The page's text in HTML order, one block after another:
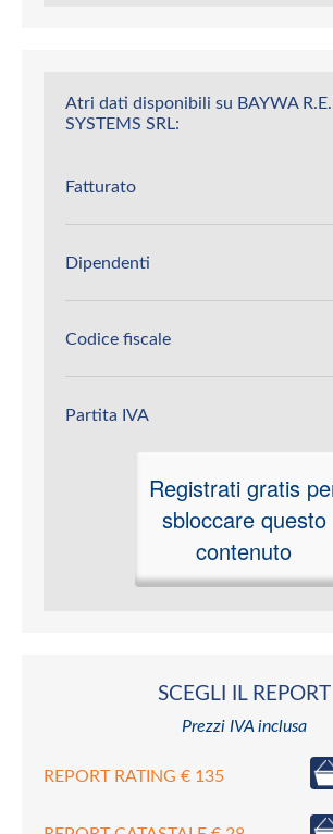
Atri dati disponibili su BAYWA R.E.
SYSTEMS SRL:
Fatturato
Dipendenti
Codice fiscale
Partita IVA
Registrati gratis
sbloccare questo
contenuto
SCEGLI IL REPORT
Prezzi IVA inclusa
REPORT RATING € 135